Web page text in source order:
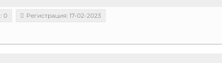
0 Регистрация: 17-02-2023